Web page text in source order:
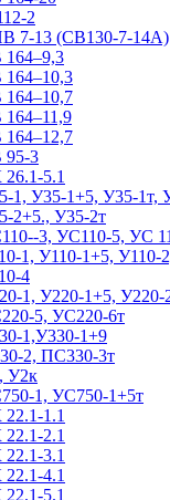
2
7-13 (СВ130-7-14А)
3
5.1
1, У35-1+5, У35-1т,
2+5., У35-2т
3, УС110-5, УС
1, У110-1+5, У110-
4
1, У220-1+5, У220-
5, УС220-6т
1,У330-1+9
2, ПС330-3т
У2к
1, УС750-1+5т
1.1
2.1
3.1
4.1
5.1